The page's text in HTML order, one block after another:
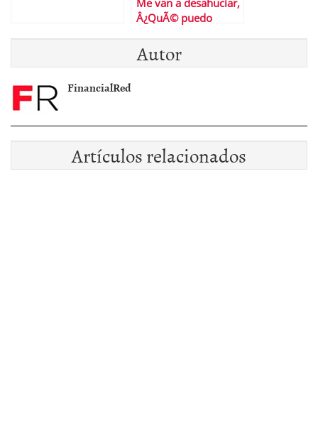
Me van a desahuciar,
Â¿QuÃ© puedo
Autor
FinancialRed
Artículos relacionados